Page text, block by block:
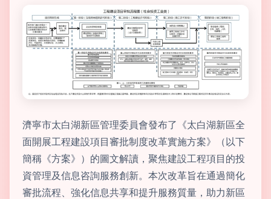
濟寧市太白湖新區管理委員會發布了《太白湖新區全
面開展工程建設項目審批制度改革實施方案》（以下
簡稱《方案》）的圖文解讀，聚焦建設工程項目的投
資管理及信息咨詢服務創新。本次改革旨在通過簡化
審批流程、強化信息共享和提升服務質量，助力新區